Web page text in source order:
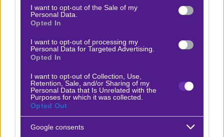
consent section.
I want to opt-out of the Sale of my
Personal Data.
Opted In
I want to opt-out of processing my
Personal Data for Targeted Advertising.
Opted In
I want to opt-out of Collection, Use,
Retention, Sale, and/or Sharing of my
Personal Data that Is Unrelated with the
Purposes for which it was collected.
Opted Out
Google consents
Ο Betmatrix Team προτείνει:
Πάτρικ Κίψον - Τέρενς Ατμάν
ATP 16.02.2026| 17:00
Over 21,5
1.72